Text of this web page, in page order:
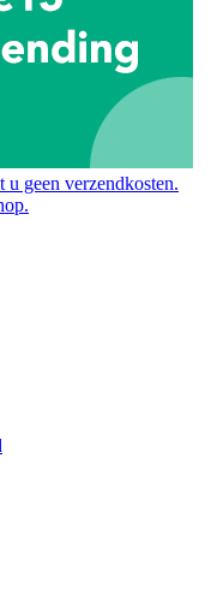
geen verzendkosten.